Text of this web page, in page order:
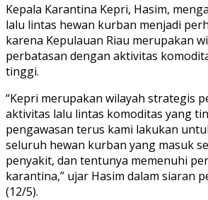
Kepala Karantina Kepri, Hasim,
lalu lintas hewan kurban menjadi
karena Kepulauan Riau merupakan
perbatasan dengan aktivitas
tinggi.
“Kepri merupakan wilayah strategis
aktivitas lalu lintas komoditas yang
pengawasan terus kami lakukan
seluruh hewan kurban yang masuk
penyakit, dan tentunya memenuhi
karantina,” ujar Hasim dalam siaran
(12/5).